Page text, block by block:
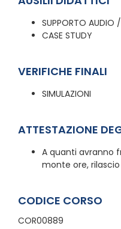
SUPPORTO AUDIO
CASE STUDY
VERIFICHE FINALI
SIMULAZIONI
ATTESTAZIONE
A quanti avranno
monte ore,
CODICE CORSO
COR00889